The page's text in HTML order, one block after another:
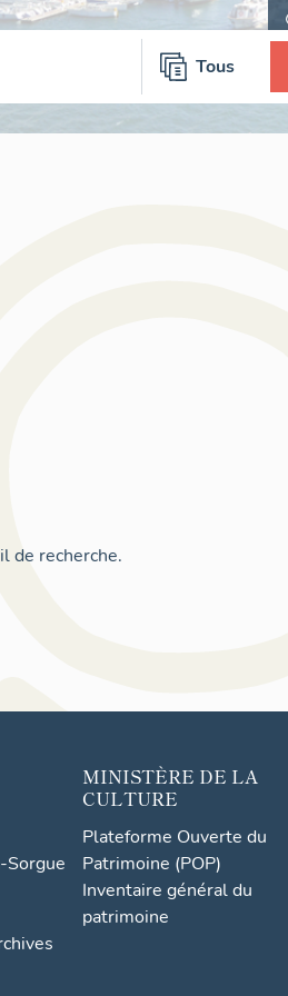
Tous
de recherche.
MINISTÈRE DE LA
CULTURE
Plateforme Ouverte du
Patrimoine (POP)
Inventaire général du
patrimoine